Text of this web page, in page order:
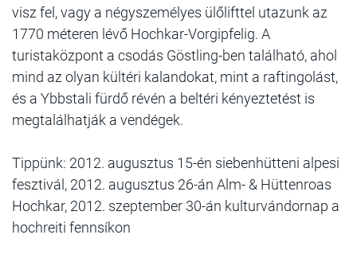
visz fel, vagy a négyszemélyes ülőlifttel utazunk az
1770 méteren lévő Hochkar-Vorgipfelig. A
turistaközpont a csodás Göstling­-ben található, ahol
mind az olyan kültéri kalandokat, mint a raftingolást,
és a Ybbstali fürdő révén a beltéri kényeztetést is
megtalálhatják a vendégek.
Tippünk: 2012. augusztus 15-én siebenhütteni alpesi
feszti­vál, 2012. augusztus 26-án Alm- & Hüttenroas
Hochkar, 2012. szeptember 30-án kulturvándornap a
hochreiti fennsíkon